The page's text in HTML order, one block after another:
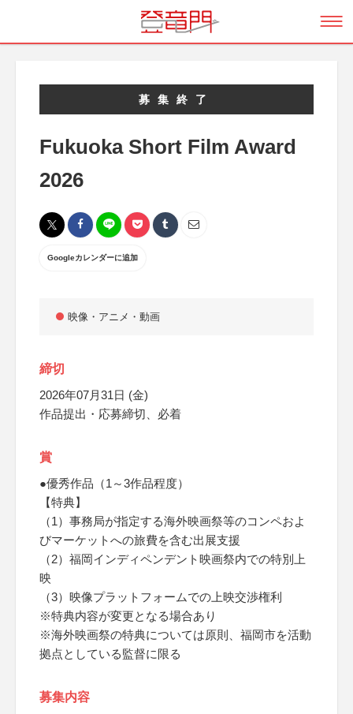
募集終了
Fukuoka Short Film Award
2026
Googleカレンダーに追加
映像・アニメ・動画
締切
2026年07月31日 (金)
作品提出・応募締切、必着
賞
●優秀作品（1～3作品程度）
【特典】
（1）事務局が指定する海外映画祭等のコンペおよ
びマーケットへの旅費を含む出展支援
（2）福岡インディペンデント映画祭内での特別上
映
（3）映像プラットフォームでの上映交渉権利
※特典内容が変更となる場合あり
※海外映画祭の特典については原則、福岡市を活動
拠点としている監督に限る
募集内容